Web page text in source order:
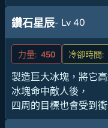
鑽石星辰- Lv 40
力量: 450 冷卻時間:
製造巨大冰塊，將它
冰塊命中敵人後，
四周的目標也會受到